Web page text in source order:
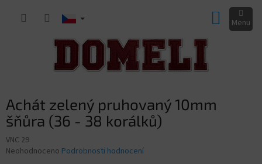
KOŠÍK
Achát zelený pruhovaný 10mm
šňůra (36 - 38 korálků)
VNC 29
Průměrné
Neohodnoceno Podrobnosti hodnocení